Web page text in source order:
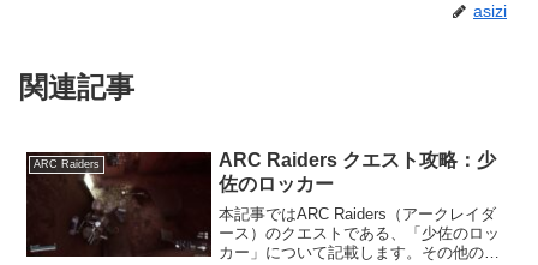
asizi
関連記事
ARC Raiders
ARC Raiders クエスト攻略：少
佐のロッカー
本記事ではARC Raiders（アークレイダ
ース）のクエストである、「少佐のロッ
カー」について記載します。その他の情